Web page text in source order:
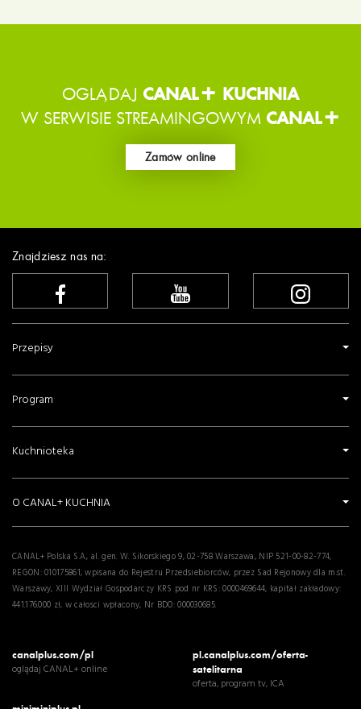
OGLĄDAJ CANAL+ KUCHNIA
W SERWISIE STREAMINGOWYM CANAL+
Zamów online
Znajdziesz nas na:
Przepisy
Program
Kuchnioteka
O CANAL+ KUCHNIA
CANAL+ Polska S.A., al. gen. W. Sikorskiego 9, 02-758 Warszawa, NIP 521-00-82-774,
REGON: 010175861, wpisana do Rejestru Przedsiebiorców, przez Sad Rejonowy dla m.st.
Warszawy, XIII Wydział Gospodarczy KRS pod nr KRS: 0000469644, kapitał zakładowy:
441.176.000 zł, w całosci wpłacony, Nr BDO: 000030685.
canalplus.com/pl
oglądaj CANAL+ online
pl.canalplus.com/oferta-
satelitarna
oferta, program tv, ICA